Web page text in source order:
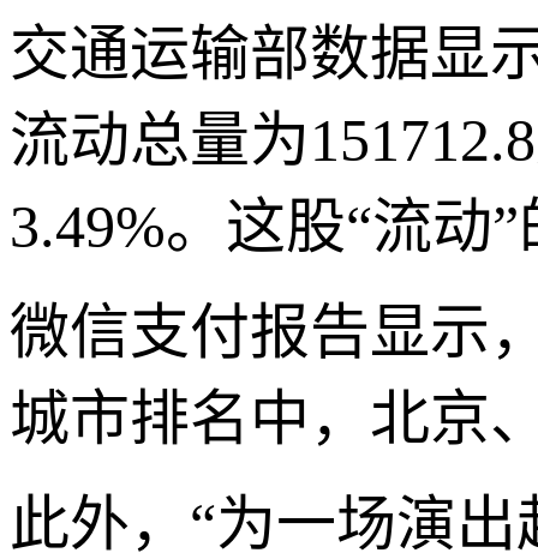
交通运输部数据显
流动总量为
3.49%。这股“流动
微信支付报告显示
城市排名中，北京
此外，“为一场演